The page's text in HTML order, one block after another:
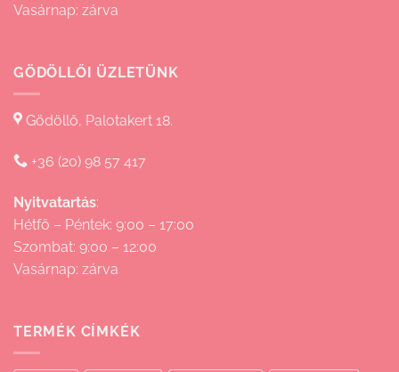
Vasárnap: zárva
GÖDÖLLŐI ÜZLETÜNK
Gödöllő, Palotakert 18.
+36 (20) 98 57 417
Nyitvatartás:
Hétfő – Péntek: 9:00 – 17:00
Szombat: 9:00 – 12:00
Vasárnap: zárva
TERMÉK CÍMKÉK